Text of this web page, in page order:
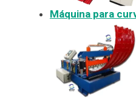
Máquina para